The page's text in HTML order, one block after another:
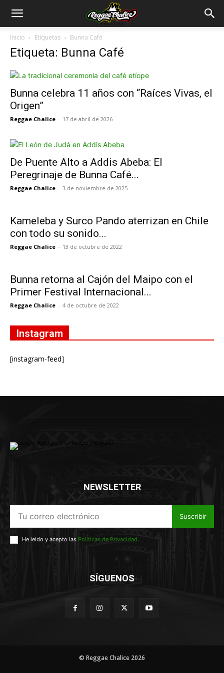
Inicio Etiquetas Bunna Café
Etiqueta: Bunna Café
Bunna celebra 11 años con “Raíces Vivas, el
Origen”
Reggae Chalice - 17 de abril de 2026
De Puente Alto a Addis Abeba: El
Peregrinaje de Bunna Café...
Reggae Chalice - 3 de noviembre de 2025
Kameleba y Surco Pando aterrizan en Chile
con todo su sonido...
Reggae Chalice - 13 de octubre de 2022
Bunna retorna al Cajón del Maipo con el
Primer Festival Internacional...
Reggae Chalice - 4 de octubre de 2022
Instagram
[instagram-feed]
NEWSLETTER
Suscribir
He leído y acepto las Políticas de Privacidad.
SÍGUENOS
© Reggae Chalice 2026